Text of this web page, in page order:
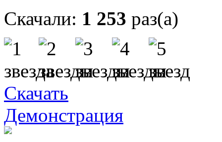
Скачали: 1 253 раз(а)
Скачать
Демонстрация